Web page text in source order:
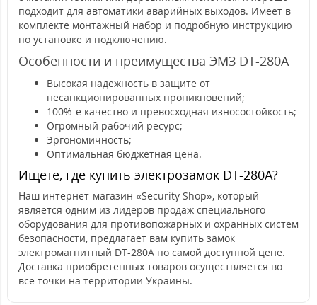
подходит для автоматики аварийных выходов. Имеет в
комплекте монтажный набор и подробную инструкцию
по установке и подключению.
Особенности и преимущества ЭМЗ DT-280A
Высокая надежность в защите от
несанкционированных проникновений;
100%-е качество и превосходная износостойкость;
Огромный рабочий ресурс;
Эргономичность;
Оптимальная бюджетная цена.
Ищете, где купить электрозамок DT-280A?
Наш интернет-магазин «Security Shop», который
является одним из лидеров продаж специального
оборудования для противопожарных и охранных систем
безопасности, предлагает вам купить замок
электромагнитный DT-280A по самой доступной цене.
Доставка приобретенных товаров осуществляется во
все точки на территории Украины.